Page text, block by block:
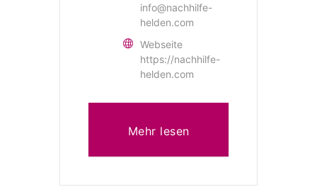
info@nachhilfe-
helden.com
Webseite
https://nachhilfe-
helden.com
Mehr lesen